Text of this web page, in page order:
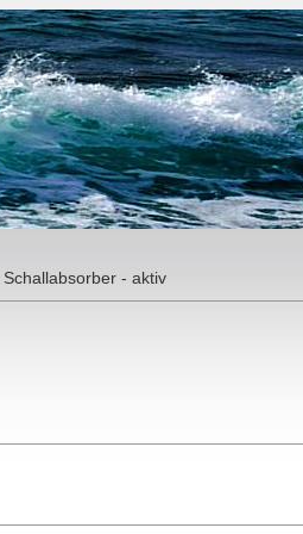
Schallabsorber - aktiv